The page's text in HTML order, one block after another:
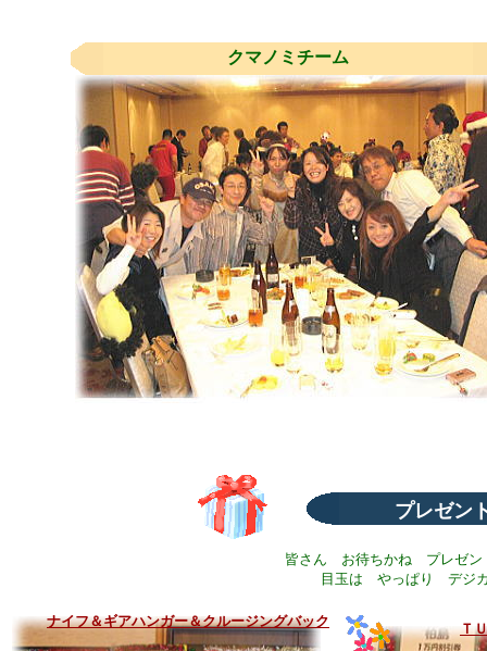
皆さん お待ちかね プレゼン
目玉は やっぱり デジ
プレゼン
ナイフ＆ギアハンガー＆クルージングバック Ｔ
クマノミチーム